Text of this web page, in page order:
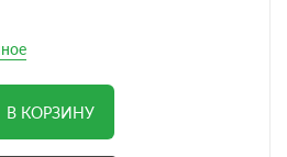
В КОРЗИНУ